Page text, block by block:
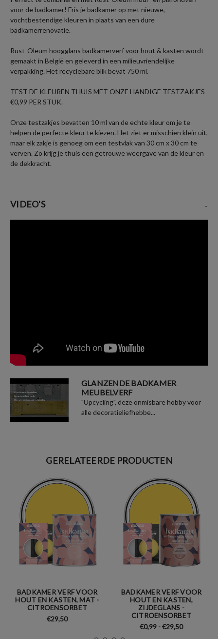
voor de badkamer! Fris je badkamer op met nieuwe,
vochtbestendige kleuren in plaats van een dure
badkamerrenovatie.
Rust-Oleum hoogglans badkamerverf voor hout & kasten wordt
gemaakt in België en geleverd in een milieuvriendelijke
verpakking. Het recyclebare blik bevat 750 ml.
TEST DE KLEUREN THUIS MET ONZE HANDIGE TESTZAKJES
€0,99 PER STUK.
Onze testzakjes bevatten 10 ml van de echte kleur om je te
helpen de perfecte kleur te kiezen. Het ziet er misschien klein uit,
maar elk zakje is genoeg om een testvlak van 30 cm x 30 cm te
verven. Zo krijg je thuis een getrouwe weergave van de kleur en
de dekkracht.
VIDEO'S -
GLANZENDE BADKAMER
MEUBELVERF
"Upcycling", deze onmisbare hobby voor
alle decoratieliefhebbe...
GERELATEERDE PRODUCTEN
BADKAMER VERF VOOR
HOUT EN KASTEN, MAT -
CITROENSORBET
€29,50
BADKAMER VERF VOOR
HOUT EN KASTEN,
ZIJDEGLANS -
CITROENSORBET
€0,99 - €29,50